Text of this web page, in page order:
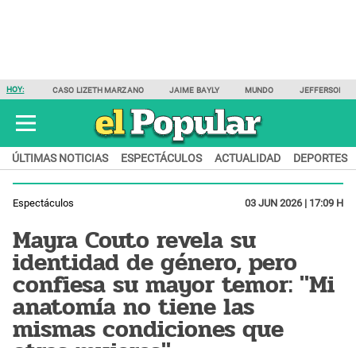
HOY: CASO LIZETH MARZANO JAIME BAYLY MUNDO JEFFERSON
ÚLTIMAS NOTICIAS ESPECTÁCULOS ACTUALIDAD DEPORTES
Espectáculos 03 JUN 2026 | 17:09 H
Mayra Couto revela su
identidad de género, pero
confiesa su mayor temor: "Mi
anatomía no tiene las
mismas condiciones que